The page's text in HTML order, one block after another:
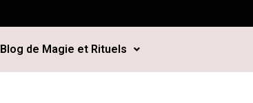
Blog de Magie et Rituels